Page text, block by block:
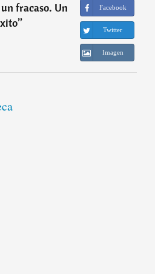
fracaso. Un
”
Facebook
Twitter
Imagen